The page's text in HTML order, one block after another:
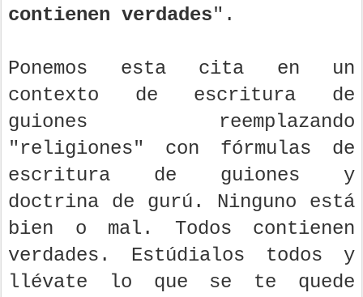
contienen verdades".
Ponemos esta cita en un
contexto de escritura de
guiones reemplazando
"religiones" con fórmulas de
escritura de guiones y
doctrina de gurú. Ninguno está
bien o mal. Todos contienen
verdades. Estúdialos todos y
llévate lo que se te quede